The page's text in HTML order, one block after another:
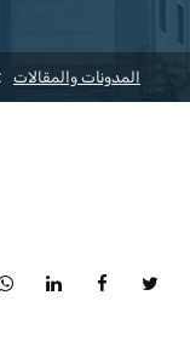
المدونات والمقالات